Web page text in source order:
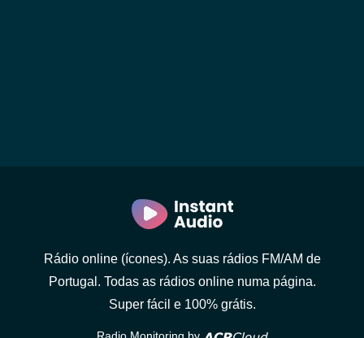
Rádio online (ícones). As suas rádios FM/AM de
Portugal. Todas as rádios online numa página.
Super fácil e 100% grátis.